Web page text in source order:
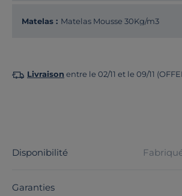
Matelas : Matelas Mousse 30Kg/m3
Livraison entre le 02/11 et le 09/11
Disponibilité
Garanties